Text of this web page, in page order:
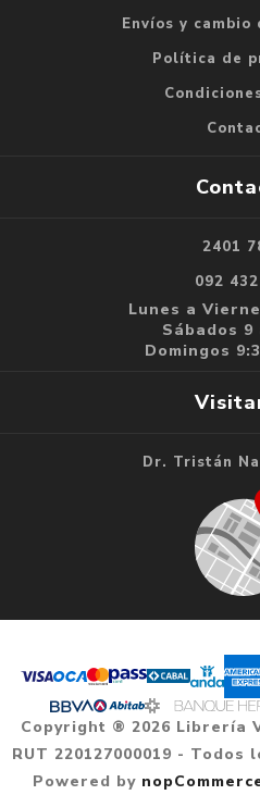
Envíos y
Política de
2401
092
Lunes a
Sábados 9
Domingos
Dr. Tristán
Copyright ® 2026 Librería
RUT 220127000019 -
Powered by